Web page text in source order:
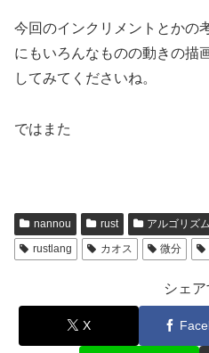
今回のインクリメントとかの
にもいろんなものの動きの描
してみてくださいね。
ではまた
nannou rust アルゴリズム
rustlang
カオス 微分
シェア
X